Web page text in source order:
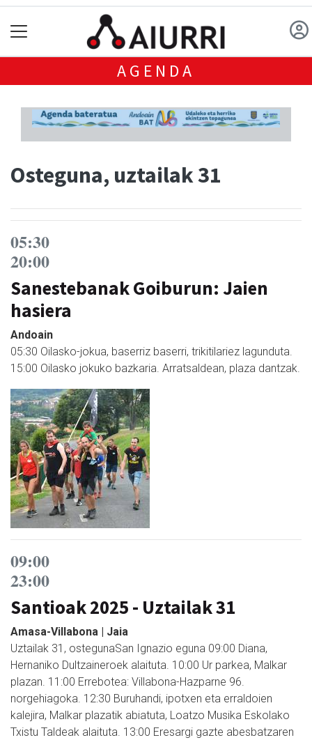
AGENDA
Osteguna, uztailak 31
05:30
20:00
Sanestebanak Goiburun: Jaien
hasiera
Andoain
05:30 Oilasko-jokua, baserriz baserri, trikitilariez lagunduta.
15:00 Oilasko jokuko bazkaria. Arratsaldean, plaza dantzak.
09:00
23:00
Santioak 2025 - Uztailak 31
Amasa-Villabona | Jaia
Uztailak 31, ostegunaSan Ignazio eguna 09:00 Diana,
Hernaniko Dultzaineroek alaituta. 10:00 Ur parkea, Malkar
plazan. 11:00 Errebotea: Villabona-Hazparne 96.
norgehiagoka. 12:30 Buruhandi, ipotxen eta erraldoien
kalejira, Malkar plazatik abiatuta, Loatzo Musika Eskolako
Txistu Taldeak alaituta. 13:00 Eresargi gazte abesbatzaren